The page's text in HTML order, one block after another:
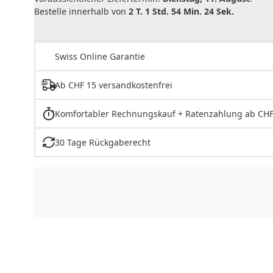
Bestelle innerhalb von 2 T. 1 Std. 54 Min. 24 Sek.
Swiss Online Garantie
Ab CHF 15 versandkostenfrei
Komfortabler Rechnungskauf + Ratenzahlung ab
30 Tage Rückgaberecht